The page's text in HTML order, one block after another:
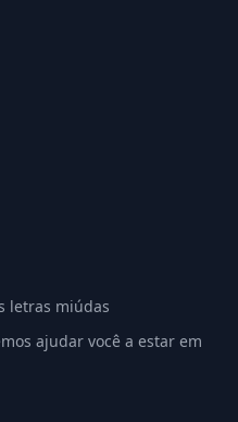
letras miúdas
ajudar você a estar em